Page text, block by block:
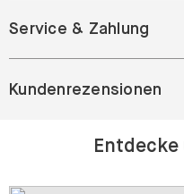
Service & Zahlung
Kundenrezensionen
Entdecke